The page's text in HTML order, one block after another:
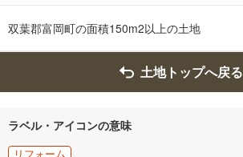
・
条
を
イ
ペ
双葉郡富岡町の面積150m2以上の土地
土地トップへ戻る
ラベル・アイコンの意味
リフォーム